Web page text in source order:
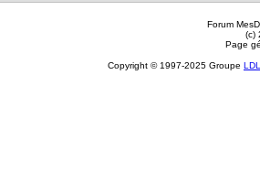
Forum
(c)
Page
Copyright © 1997-2025 Groupe